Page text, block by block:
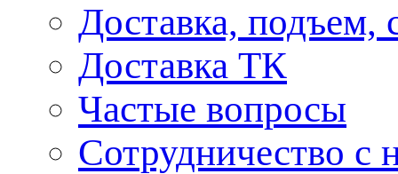
Доставка, подъем,
Доставка ТК
Частые вопросы
Сотрудничество с